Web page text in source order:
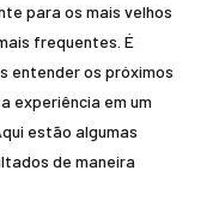
para os mais velhos
frequentes. É
entender os próximos
experiência em um
estão algumas
de maneira